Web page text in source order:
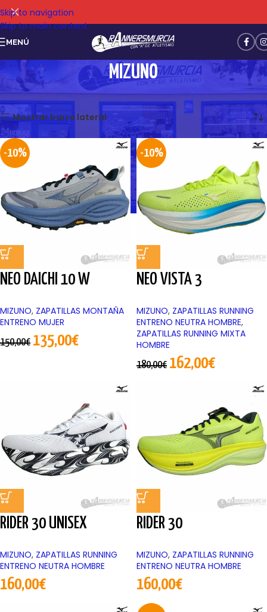
Skip to navigation
Skip to main content
MENÚ
MIZUNO
Mostrando 13–24 de 58 resultados
Mostrar barra lateral
-10%
NEO DAICHI 10 W
MIZUNO, ZAPATILLAS MONTAÑA
ENTRENO MUJER
150,00€ 135,00€
-10%
NEO VISTA 3
MIZUNO, ZAPATILLAS RUNNING
ENTRENO NEUTRA HOMBRE,
ZAPATILLAS RUNNING MIXTA
HOMBRE
180,00€ 162,00€
RIDER 30 UNISEX
MIZUNO, ZAPATILLAS RUNNING
ENTRENO NEUTRA HOMBRE
160,00€
RIDER 30
MIZUNO, ZAPATILLAS RUNNING
ENTRENO NEUTRA HOMBRE
160,00€